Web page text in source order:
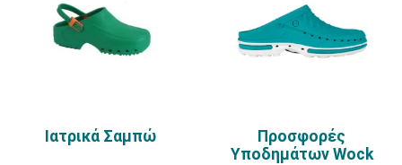
Ιατρικά Σαμπώ
Προσφορές
Υποδημάτων Wock